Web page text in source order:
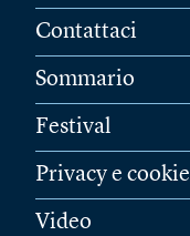
Contattaci
Sommario
Festival
Privacy e cookie
Video